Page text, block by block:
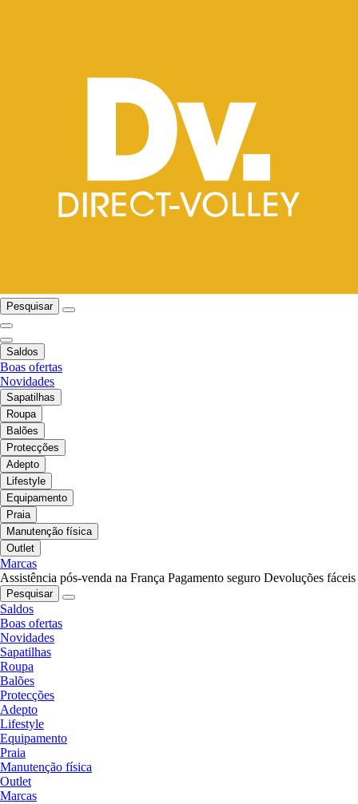
Pesquisar
Saldos
Boas ofertas
Novidades
Sapatilhas
Roupa
Balões
Protecções
Adepto
Lifestyle
Equipamento
Praia
Manutenção física
Outlet
Marcas
Assistência pós-venda na França Pagamento seguro Devoluções fáceis
Pesquisar
Saldos
Boas ofertas
Novidades
Sapatilhas
Roupa
Balões
Protecções
Adepto
Lifestyle
Equipamento
Praia
Manutenção física
Outlet
Marcas